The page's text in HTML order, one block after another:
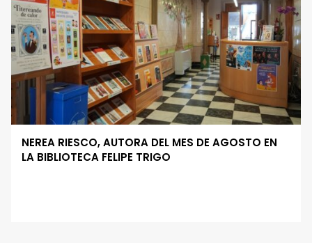
NEREA RIESCO, AUTORA DEL MES DE AGOSTO EN
LA BIBLIOTECA FELIPE TRIGO